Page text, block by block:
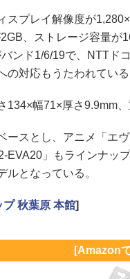
プレイ解像度が
、ストレージ容量が
バンド1/6/19で、NTTド
の対応もうたわれている
幅71×厚さ9.9mm、
スとし、アニメ「エ
EVA20」もラインナッ
ルとなっている。
プ 秋葉原 本館]
[Amazon